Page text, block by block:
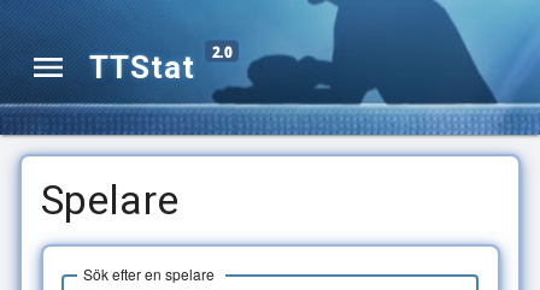
TTStat 2.0
Spelare
Sök efter en spelare